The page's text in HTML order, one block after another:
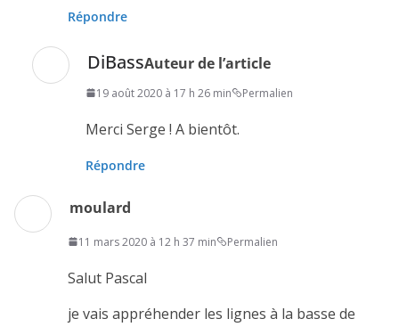
Répondre
DiBassAuteur de l’article
19 août 2020 à 17 h 26 min Permalien
Merci Serge ! A bientôt.
Répondre
moulard
11 mars 2020 à 12 h 37 min Permalien
Salut Pascal
je vais appréhender les lignes à la basse de